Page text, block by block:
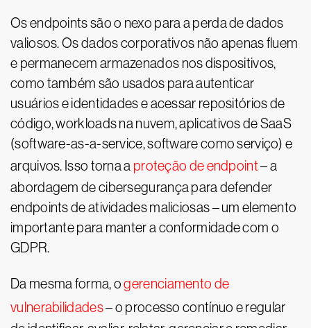
Os endpoints são o nexo para a perda de dados
valiosos. Os dados corporativos não apenas fluem
e permanecem armazenados nos dispositivos,
como também são usados para autenticar
usuários e identidades e acessar repositórios de
código, workloads na nuvem, aplicativos de SaaS
(software-as-a-service, software como serviço) e
arquivos. Isso torna a proteção de endpoint– a
abordagem de cibersegurança para defender
endpoints de atividades maliciosas – um elemento
importante para manter a conformidade com o
GDPR.
Da mesma forma, ogerenciamento de
vulnerabilidades– o processo contínuo e regular